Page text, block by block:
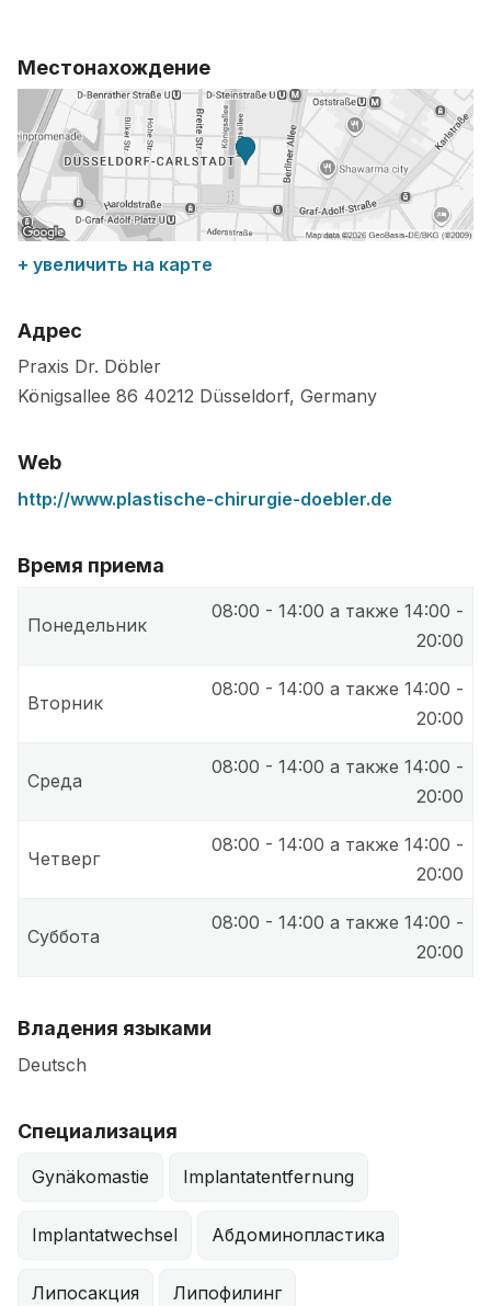
Местонахождение
+ увеличить на карте
Адрес
Praxis Dr. Döbler
Königsallee 86 40212 Düsseldorf, Germany
Web
http://www.plastische-chirurgie-doebler.de
Время приема
Понедельник
08:00 - 14:00 а также 14:00 -
20:00
Вторник
08:00 - 14:00 а также 14:00 -
20:00
Среда
08:00 - 14:00 а также 14:00 -
20:00
Четверг
08:00 - 14:00 а также 14:00 -
20:00
Суббота
08:00 - 14:00 а также 14:00 -
20:00
Владения языками
Deutsch
Специализация
Gynäkomastie Implantatentfernung
Implantatwechsel Абдоминопластика
Липосакция Липофилинг